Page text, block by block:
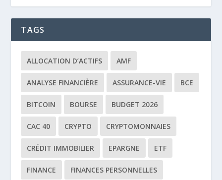
TAGS
ALLOCATION D’ACTIFS AMF
ANALYSE FINANCIÈRE ASSURANCE-VIE BCE
BITCOIN BOURSE BUDGET 2026
CAC 40 CRYPTO CRYPTOMONNAIES
CRÉDIT IMMOBILIER EPARGNE ETF
FINANCE FINANCES PERSONNELLES